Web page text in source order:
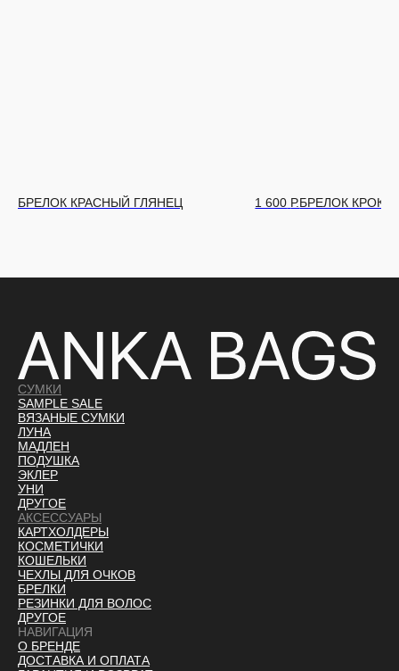
БРЕЛОК КРАСНЫЙ ГЛЯНЕЦ 1 600 Р.БРЕЛОК КРОКО
СУМКИ
SAMPLE SALE
ВЯЗАНЫЕ СУМКИ
ЛУНА
МАДЛЕН
ПОДУШКА
ЭКЛЕР
УНИ
ДРУГОЕ
АКСЕССУАРЫ
КАРТХОЛДЕРЫ
КОСМЕТИЧКИ
КОШЕЛЬКИ
ЧЕХЛЫ ДЛЯ ОЧКОВ
БРЕЛКИ
РЕЗИНКИ ДЛЯ ВОЛОС
ДРУГОЕ
НАВИГАЦИЯ
О БРЕНДЕ
ДОСТАВКА И ОПЛАТА